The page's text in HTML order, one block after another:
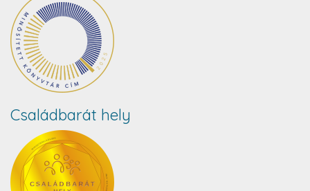
Családbarát hely